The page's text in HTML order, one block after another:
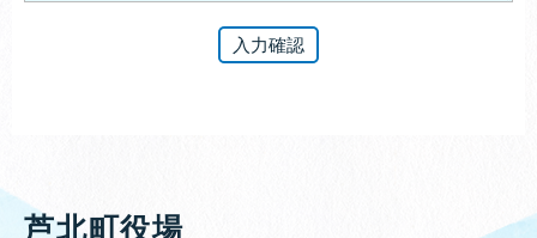
芦北町役場